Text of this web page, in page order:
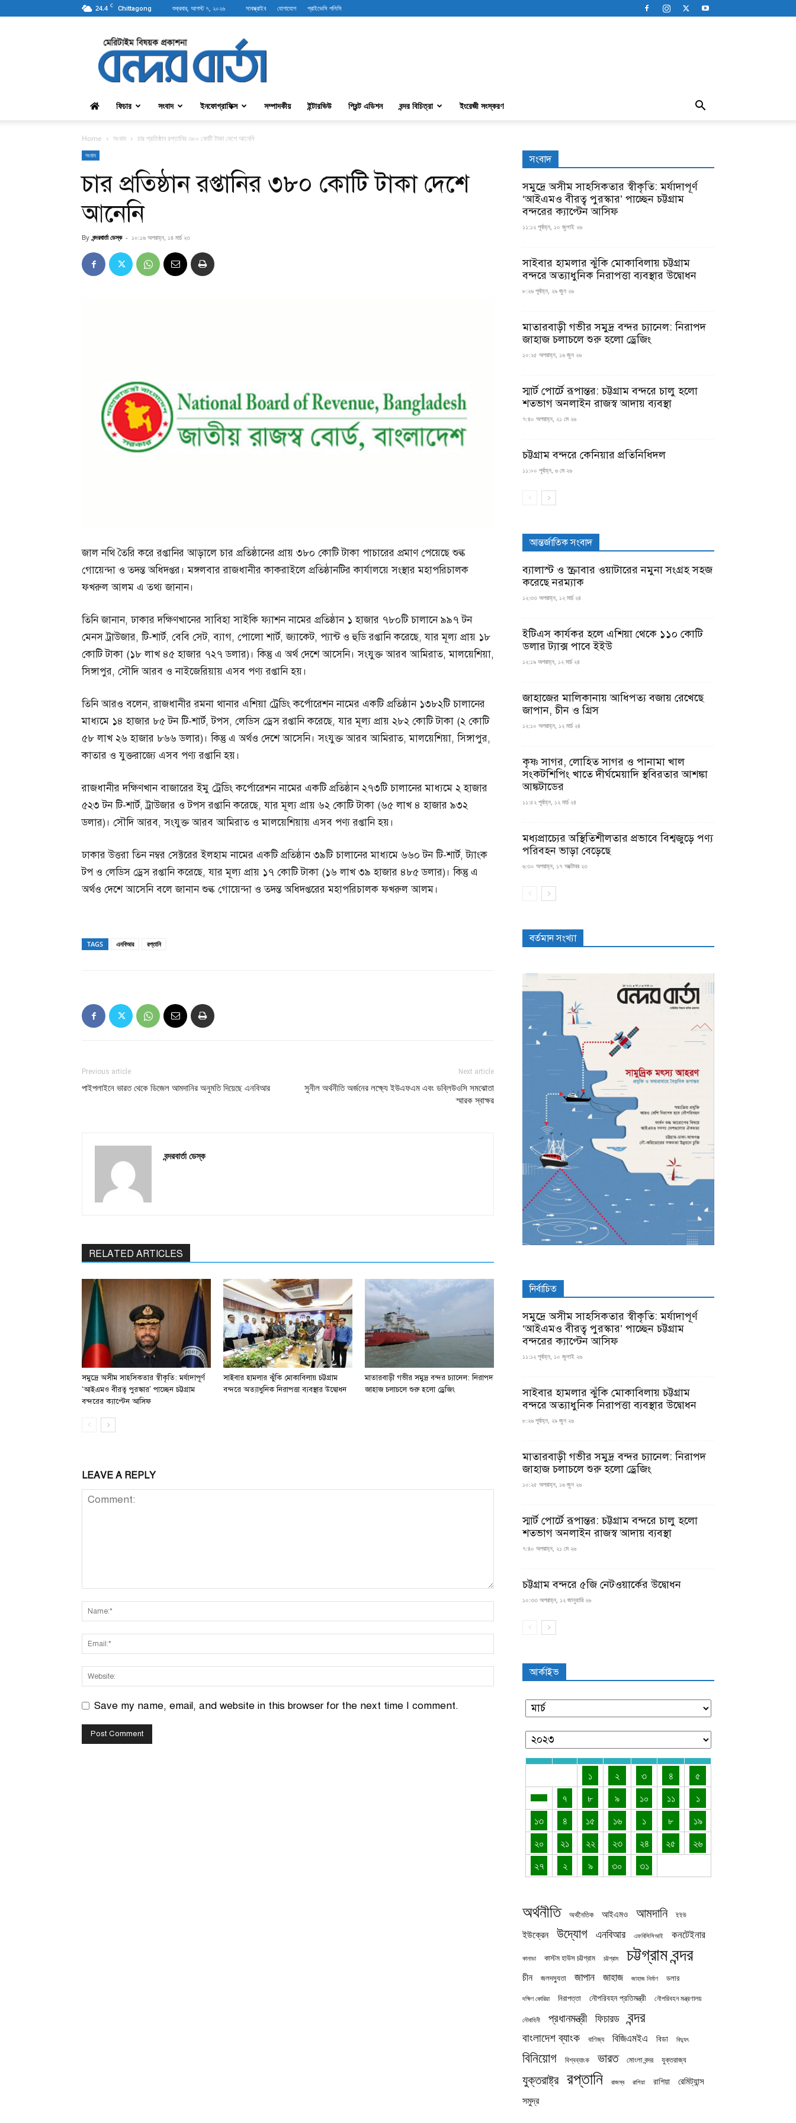
24.4 C Chittagong শুক্রবার, আগস্ট ৭, ২০২৬ সাবস্ক্রাইব যোগাযোগ প্রাইভেসি পলিসি
বন্দরবার্তা
ফিচার সংবাদ ইনফোগ্রাফিক্স সম্পাদকীয় ইন্টারভিউ প্রিন্ট এডিশন বন্দর বিচিত্রা ইংরেজী সংস্করণ
Home সংবাদ চার প্রতিষ্ঠান রপ্তানির ৩৮০ কোটি টাকা দেশে আনেনি
সংবাদ
চার প্রতিষ্ঠান রপ্তানির ৩৮০ কোটি টাকা দেশে
আনেনি
By বন্দরবার্তা ডেস্ক - ১০:১৬ অপরাহ্ন, ১৪ মার্চ ২৩
জাল নথি তৈরি করে রপ্তানির আড়ালে চার প্রতিষ্ঠানের প্রায় ৩৮০ কোটি টাকা পাচারের প্রমাণ পেয়েছে শুল্ক
গোয়েন্দা ও তদন্ত অধিদপ্তর। মঙ্গলবার রাজধানীর কাকরাইলে প্রতিষ্ঠানটির কার্যালয়ে সংস্থার মহাপরিচালক
ফখরুল আলম এ তথ্য জানান।
তিনি জানান, ঢাকার দক্ষিণখানের সাবিহা সাইকি ফ্যাশন নামের প্রতিষ্ঠান ১ হাজার ৭৮০টি চালানে ৯৯৭ টন
মেনস ট্রাউজার, টি-শার্ট, বেবি সেট, ব্যাগ, পোলো শার্ট, জ্যাকেট, প্যান্ট ও হুডি রপ্তানি করেছে, যার মূল্য প্রায় ১৮
কোটি টাকা (১৮ লাখ ৪৫ হাজার ৭২৭ ডলার)। কিন্তু এ অর্থ দেশে আসেনি। সংযুক্ত আরব আমিরাত, মালয়েশিয়া,
সিঙ্গাপুর, সৌদি আরব ও নাইজেরিয়ায় এসব পণ্য রপ্তানি হয়।
তিনি আরও বলেন, রাজধানীর রমনা থানার এশিয়া ট্রেডিং কর্পোরেশন নামের একটি প্রতিষ্ঠান ১৩৮২টি চালানের
মাধ্যমে ১৪ হাজার ৮৫ টন টি-শার্ট, টপস, লেডিস ড্রেস রপ্তানি করেছে, যার মূল্য প্রায় ২৮২ কোটি টাকা (২ কোটি
৫৮ লাখ ২৬ হাজার ৮৬৬ ডলার)। কিন্তু এ অর্থও দেশে আসেনি। সংযুক্ত আরব আমিরাত, মালয়েশিয়া, সিঙ্গাপুর,
কাতার ও যুক্তরাজ্যে এসব পণ্য রপ্তানি হয়।
রাজধানীর দক্ষিণখান বাজারের ইমু ট্রেডিং কর্পোরেশন নামের একটি প্রতিষ্ঠান ২৭৩টি চালানের মাধ্যমে ২ হাজার
৫২৩ টন টি-শার্ট, ট্রাউজার ও টপস রপ্তানি করেছে, যার মূল্য প্রায় ৬২ কোটি টাকা (৬৫ লাখ ৪ হাজার ৯৩২
ডলার)। সৌদি আরব, সংযুক্ত আরব আমিরাত ও মালয়েশিয়ায় এসব পণ্য রপ্তানি হয়।
ঢাকার উত্তরা তিন নম্বর সেক্টরের ইলহাম নামের একটি প্রতিষ্ঠান ৩৯টি চালানের মাধ্যমে ৬৬০ টন টি-শার্ট, ট্যাংক
টপ ও লেডিস ড্রেস রপ্তানি করেছে, যার মূল্য প্রায় ১৭ কোটি টাকা (১৬ লাখ ৩৯ হাজার ৪৮৫ ডলার)। কিন্তু এ
অর্থও দেশে আসেনি বলে জানান শুল্ক গোয়েন্দা ও তদন্ত অধিদপ্তরের মহাপরিচালক ফখরুল আলম।
TAGS এনবিআর রপ্তানি
Previous article
পাইপলাইনে ভারত থেকে ডিজেল আমদানির অনুমতি দিয়েছে এনবিআর
Next article
সুনীল অর্থনীতি অর্জনের লক্ষ্যে ইউএফএম এবং ডব্লিউওসি সমঝোতা
স্মারক স্বাক্ষর
বন্দরবার্তা ডেস্ক
RELATED ARTICLES
সমুদ্রে অসীম সাহসিকতার স্বীকৃতি: মর্যাদাপূর্ণ
‘আইএমও বীরত্ব পুরস্কার’ পাচ্ছেন চট্টগ্রাম
বন্দরের ক্যাপ্টেন আসিফ
সাইবার হামলার ঝুঁকি মোকাবিলায় চট্টগ্রাম
বন্দরে অত্যাধুনিক নিরাপত্তা ব্যবস্থার উদ্বোধন
মাতারবাড়ী গভীর সমুদ্র বন্দর চ্যানেল: নিরাপদ
জাহাজ চলাচলে শুরু হলো ড্রেজিং
LEAVE A REPLY
Save my name, email, and website in this browser for the next time I comment.
সংবাদ
সমুদ্রে অসীম সাহসিকতার স্বীকৃতি: মর্যাদাপূর্ণ
‘আইএমও বীরত্ব পুরস্কার’ পাচ্ছেন চট্টগ্রাম
বন্দরের ক্যাপ্টেন আসিফ
১১:১২ পূর্বাহ্ন, ১০ জুলাই ২৬
সাইবার হামলার ঝুঁকি মোকাবিলায় চট্টগ্রাম
বন্দরে অত্যাধুনিক নিরাপত্তা ব্যবস্থার উদ্বোধন
৮:২৬ পূর্বাহ্ন, ২৯ জুন ২৬
মাতারবাড়ী গভীর সমুদ্র বন্দর চ্যানেল: নিরাপদ
জাহাজ চলাচলে শুরু হলো ড্রেজিং
১০:২৫ অপরাহ্ন, ১৬ জুন ২৬
স্মার্ট পোর্টে রূপান্তর: চট্টগ্রাম বন্দরে চালু হলো
শতভাগ অনলাইন রাজস্ব আদায় ব্যবস্থা
৭:৪০ অপরাহ্ন, ২১ মে ২৬
চট্টগ্রাম বন্দরে কেনিয়ার প্রতিনিধিদল
১১:০০ পূর্বাহ্ন, ৬ মে ২৬
আন্তর্জাতিক সংবাদ
ব্যালাস্ট ও স্ক্রাবার ওয়াটারের নমুনা সংগ্রহ সহজ
করেছে নরম্যাক
১২:৩৩ অপরাহ্ন, ১২ মার্চ ২৪
ইটিএস কার্যকর হলে এশিয়া থেকে ১১০ কোটি
ডলার ট্যাক্স পাবে ইইউ
১২:১৯ অপরাহ্ন, ১২ মার্চ ২৪
জাহাজের মালিকানায় আধিপত্য বজায় রেখেছে
জাপান, চীন ও গ্রিস
১২:১০ অপরাহ্ন, ১২ মার্চ ২৪
কৃষ্ণ সাগর, লোহিত সাগর ও পানামা খাল
সংকটশিপিং খাতে দীর্ঘমেয়াদি স্থবিরতার আশঙ্কা
আঙ্কটাডের
১১:৫২ পূর্বাহ্ন, ১২ মার্চ ২৪
মধ্যপ্রাচ্যের অস্থিতিশীলতার প্রভাবে বিশ্বজুড়ে পণ্য
পরিবহন ভাড়া বেড়েছে
৬:৩০ অপরাহ্ন, ১৭ অক্টোবর ২৩
বর্তমান সংখ্যা
নির্বাচিত
সমুদ্রে অসীম সাহসিকতার স্বীকৃতি: মর্যাদাপূর্ণ
‘আইএমও বীরত্ব পুরস্কার’ পাচ্ছেন চট্টগ্রাম
বন্দরের ক্যাপ্টেন আসিফ
১১:১২ পূর্বাহ্ন, ১০ জুলাই ২৬
সাইবার হামলার ঝুঁকি মোকাবিলায় চট্টগ্রাম
বন্দরে অত্যাধুনিক নিরাপত্তা ব্যবস্থার উদ্বোধন
৮:২৬ পূর্বাহ্ন, ২৯ জুন ২৬
মাতারবাড়ী গভীর সমুদ্র বন্দর চ্যানেল: নিরাপদ
জাহাজ চলাচলে শুরু হলো ড্রেজিং
১০:২৫ অপরাহ্ন, ১৬ জুন ২৬
স্মার্ট পোর্টে রূপান্তর: চট্টগ্রাম বন্দরে চালু হলো
শতভাগ অনলাইন রাজস্ব আদায় ব্যবস্থা
৭:৪০ অপরাহ্ন, ২১ মে ২৬
চট্টগ্রাম বন্দরে ৫জি নেটওয়ার্কের উদ্বোধন
১০:৩৩ অপরাহ্ন, ১২ জানুয়ারি ২৬
আর্কাইভ
১ ২ ৩ ৪
৫
৭
৮ ৯ ১০ ১১
১
১৩
৪ ১৫ ১৬ ১ ৮
১৯
২০
২১ ২২ ২৩ ২৪ ২৫
২৬
২৭
২ ৯ ৩০ ৩১
অর্থনীতি অর্থনৈতিক আইএমও আমদানি ইইউ
ইউক্রেন উদ্যোগ এনবিআর এফবিসিসিআই কনটেইনার
কানাডা কাস্টম হাউস চট্টগ্রাম চট্টগ্রাম চট্টগ্রাম বন্দর
চীন জলদস্যুতা জাপান জাহাজ জাহাজ নির্মাণ ডলার
দক্ষিণ কোরিয়া নিরাপত্তা নৌপরিবহন প্রতিমন্ত্রী নৌপরিবহন মন্ত্রণালয়
নৌবাহিনী প্রধানমন্ত্রী ফিচারড বন্দর
বাংলাদেশ ব্যাংক বাণিজ্য বিজিএমইএ বিডা বিদ্যুৎ
বিনিয়োগ বিশ্বব্যাংক ভারত মোংলা বন্দর যুক্তরাজ্য
যুক্তরাষ্ট্র রপ্তানি রাজস্ব রাশিয়া রাশিয়া রেমিট্যান্স
সমুদ্র